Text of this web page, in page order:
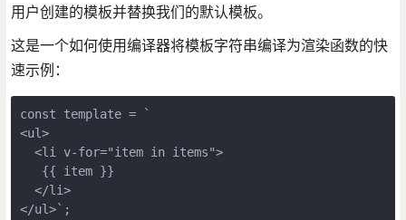
用户创建的模板并替换我们的默认模板。
这是一个如何使用编译器将模板字符串编译为渲染函数的快
速示例：
const template = `
<ul>
  <li v-for="item in items">
   {{ item }}
  </li>
</ul>`;